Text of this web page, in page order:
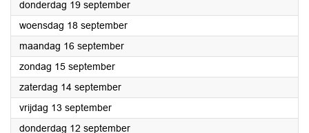
donderdag 19 september2024
woensdag 18 september2024
maandag 16 september2024
zondag 15 september2024
zaterdag 14 september2024
vrijdag 13 september2024
donderdag 12 september2024